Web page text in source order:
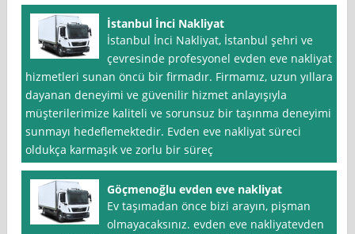
İstanbul İnci Nakliyat
İstanbul İnci Nakliyat, İstanbul şehri ve
çevresinde profesyonel evden eve nakliyat
hizmetleri sunan öncü bir firmadır. Firmamız, uzun yıllara
dayanan deneyimi ve güvenilir hizmet anlayışıyla
müşterilerimize kaliteli ve sorunsuz bir taşınma deneyimi
sunmayı hedeflemektedir. Evden eve nakliyat süreci
oldukça karmaşık ve zorlu bir süreç
Göçmenoğlu evden eve nakliyat
Ev taşımadan önce bizi arayın, pişman
olmayacaksınız. evden eve nakliyatevden